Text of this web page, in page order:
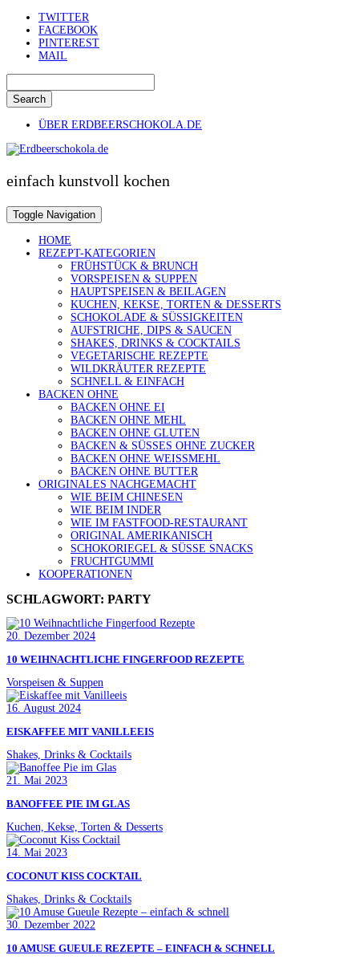
content
TWITTER
FACEBOOK
PINTEREST
MAIL
Search
ÜBER ERDBEERSCHOKOLA.DE
einfach kunstvoll kochen
Toggle Navigation
HOME
REZEPT-KATEGORIEN
FRÜHSTÜCK & BRUNCH
VORSPEISEN & SUPPEN
HAUPTSPEISEN & BEILAGEN
KUCHEN, KEKSE, TORTEN & DESSERTS
SCHOKOLADE & SÜSSIGKEITEN
AUFSTRICHE, DIPS & SAUCEN
SHAKES, DRINKS & COCKTAILS
VEGETARISCHE REZEPTE
WILDKRÄUTER REZEPTE
SCHNELL & EINFACH
BACKEN OHNE
BACKEN OHNE EI
BACKEN OHNE MEHL
BACKEN OHNE GLUTEN
BACKEN & SÜSSES OHNE ZUCKER
BACKEN OHNE WEISSMEHL
BACKEN OHNE BUTTER
ORIGINALES NACHGEMACHT
WIE BEIM CHINESEN
WIE BEIM INDER
WIE IM FASTFOOD-RESTAURANT
ORIGINAL AMERIKANISCH
SCHOKORIEGEL & SÜSSE SNACKS
FRUCHTGUMMI
KOOPERATIONEN
SCHLAGWORT: PARTY
20. Dezember 2024
10 WEIHNACHTLICHE FINGERFOOD REZEPTE
Vorspeisen & Suppen
16. August 2024
EISKAFFEE MIT VANILLEEIS
Shakes, Drinks & Cocktails
21. Mai 2023
BANOFFEE PIE IM GLAS
Kuchen, Kekse, Torten & Desserts
14. Mai 2023
COCONUT KISS COCKTAIL
Shakes, Drinks & Cocktails
30. Dezember 2022
10 AMUSE GUEULE REZEPTE – EINFACH & SCHNELL